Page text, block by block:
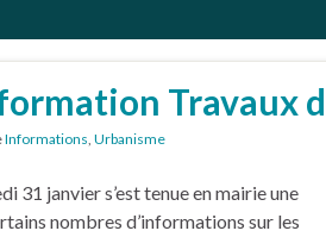
Travaux
Informations, Urbanisme
31 janvier s’est tenue en mairie une
nombres d’informations sur les